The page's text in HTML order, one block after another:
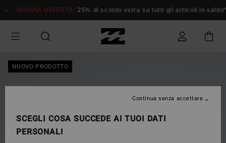
alle
prodotto
DOPPIA OFFERTA 25% di sconto extra su tutti gli articoli in saldo*
NUOVO PRODOTTO
SCEGLI COSA SUCCEDE AI TUOI DATI
PERSONALI
Continua senza accettare